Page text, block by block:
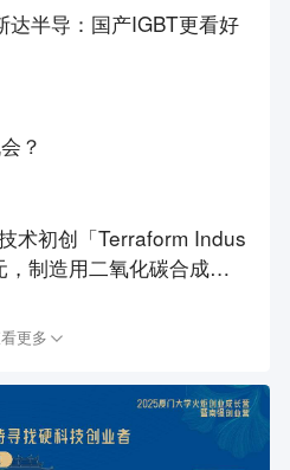
达半导：国产IGBT更看好
？
术初创「Terraform Indus
制造用二氧化碳合成碳
更多